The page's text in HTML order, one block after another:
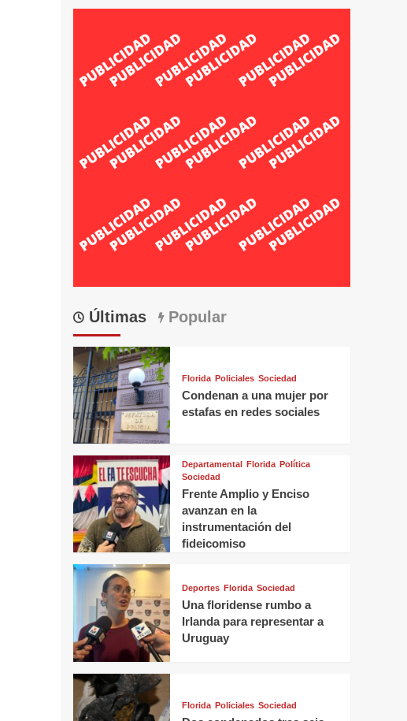
Últimas Popular
Florida Policiales Sociedad
Condenan a una mujer por
estafas en redes sociales
Departamental Florida Política
Sociedad
Frente Amplio y Enciso
avanzan en la
instrumentación del
fideicomiso
Deportes Florida Sociedad
Una floridense rumbo a
Irlanda para representar a
Uruguay
Florida Policiales Sociedad